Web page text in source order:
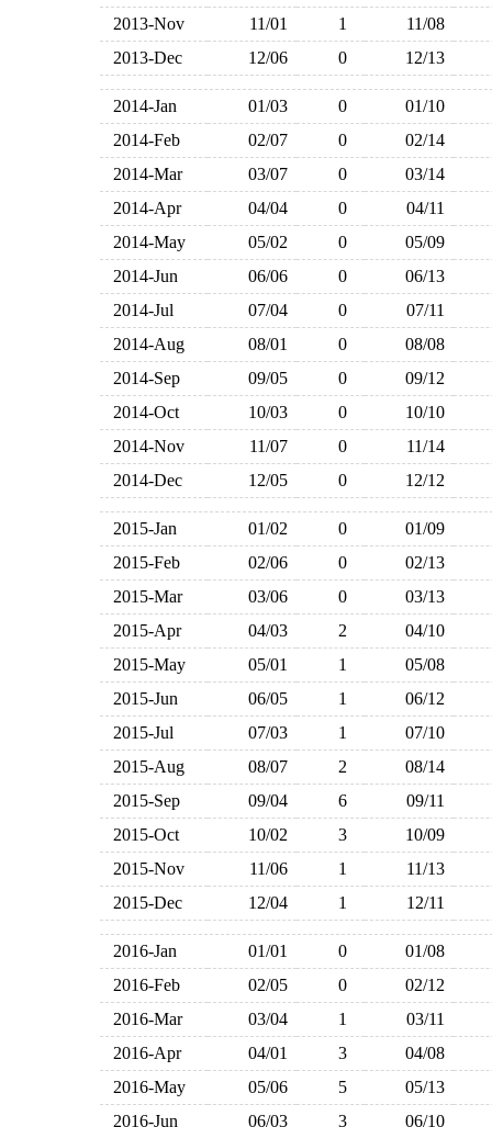
2013-Nov
11/01 1
11/08
2013-Dec
12/06 0 12/13
2014-Jan 01/03 0
01/10
2014-Feb
02/07 0
02/14
2014-Mar
03/07 0
03/14
2014-Apr
04/04 0
04/11
2014-May
05/02 0
05/09
2014-Jun
06/06 0
06/13
2014-Jul
07/04 0
07/11
2014-Aug
08/01 0
08/08
2014-Sep
09/05 0
09/12
2014-Oct
10/03 0
10/10
2014-Nov
11/07 0
11/14
2014-Dec
12/05 0 12/12
2015-Jan 01/02 0
01/09
2015-Feb
02/06 0
02/13
2015-Mar
03/06 0
03/13
2015-Apr
04/03 2
04/10
2015-May
05/01 1
05/08
2015-Jun
06/05 1
06/12
2015-Jul
07/03 1
07/10
2015-Aug
08/07 2
08/14
2015-Sep
09/04 6
09/11
2015-Oct
10/02 3
10/09
2015-Nov
11/06 1
11/13
2015-Dec
12/04 1 12/11
2016-Jan 01/01 0
01/08
2016-Feb
02/05 0
02/12
2016-Mar
03/04 1
03/11
2016-Apr
04/01 3
04/08
2016-May
05/06 5
05/13
2016-Jun
06/03 3 06/10